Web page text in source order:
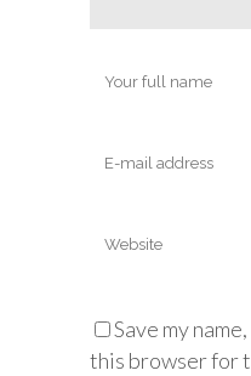
Save my
this browser for